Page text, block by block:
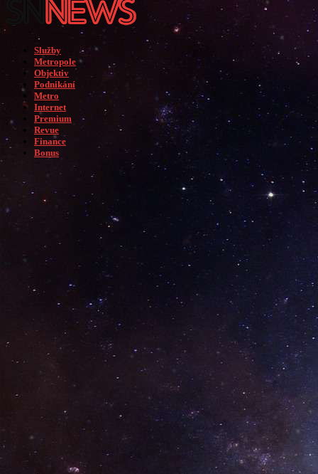
Služby
Metropole
Objektiv
Podnikání
Metro
Internet
Premium
Revue
Finance
Bonus